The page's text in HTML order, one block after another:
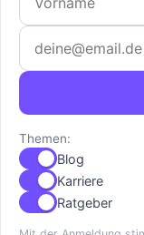
Themen:
Blog
Karriere
Ratgeber